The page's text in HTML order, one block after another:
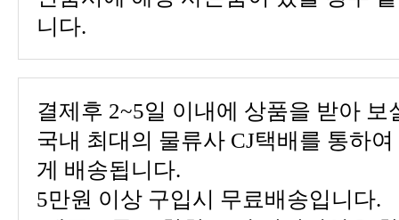
니다.
결제후 2~5일 이내에 상품을 받아 보
게 배송됩니다.
5만원 이상 구입시 무료배송입니다.